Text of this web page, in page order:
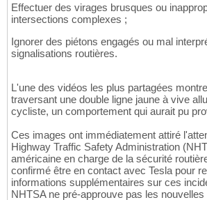
Effectuer des virages brusques ou
intersections complexes ;
Ignorer des piétons engagés ou mal
signalisations routières.
L'une des vidéos les plus partagées
traversant une double ligne jaune à vive
cycliste, un comportement qui aurait pu
Ces images ont immédiatement attiré
Highway Traffic Safety Administration
américaine en charge de la sécurité
confirmé être en contact avec Tesla pour
informations supplémentaires sur ces
NHTSA ne pré-approuve pas les nouvelles